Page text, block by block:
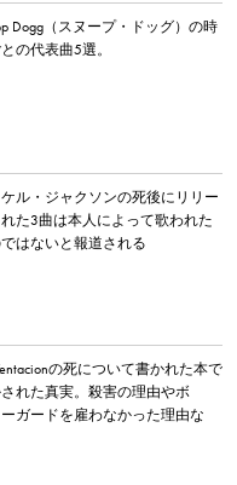
Dogg（スヌープ・ドッグ）の時
の代表曲5選。
ル・ジャクソンの死後にリリー
た3曲は本人によって歌われた
はないと報道される
の死について書かれた本で
れた真実。殺害の理由やボ
ガードを雇わなかった理由な